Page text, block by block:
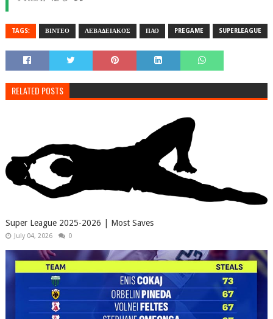
TAGS: ΒΙΝΤΕΟ ΛΕΒΑΔΕΙΑΚΟΣ ΠΑΟ PREGAME SUPERLEAGUE
RELATED POSTS
Super League 2025-2026 | Most Saves
July 04, 2026 0